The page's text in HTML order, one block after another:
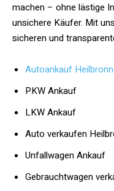
machen – ohne lästige
unsichere Käufer. Mit
sicheren und
Autoankauf Heilbronn
PKW Ankauf
LKW Ankauf
Auto verkaufen
Unfallwagen Ankauf
Gebrauchtwagen